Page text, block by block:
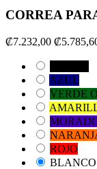
CORREA
₡7.232,00
AZUL
VERDE
ROJO
BLANCO